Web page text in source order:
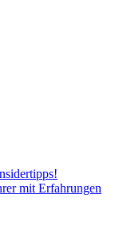
mit Erfahrungen